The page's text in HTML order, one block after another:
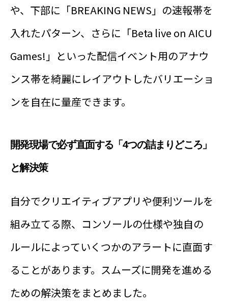
や、下部に「BREAKING NEWS」の速報帯を
入れたパターン、さらに「Beta live on AICU
Games!」といった配信イベント用のアナウ
ンス帯を綺麗にレイアウトしたバリエーショ
ンを自在に量産できます。
開発現場で必ず直面する「4つの詰まりどころ」
と解決策
自分でクリエイティブアプリや便利ツールを
組み立てる際、コンソールの仕様や独自の
ルールによっていくつかのアラートに直面す
ることがあります。スムーズに開発を進める
ための解決策をまとめました。